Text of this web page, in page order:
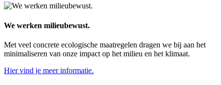
We werken milieubewust.
Met veel concrete ecologische maatregelen dragen we bij aan het
minimaliseren van onze impact op het milieu en het klimaat.
Hier vind je meer informatie.